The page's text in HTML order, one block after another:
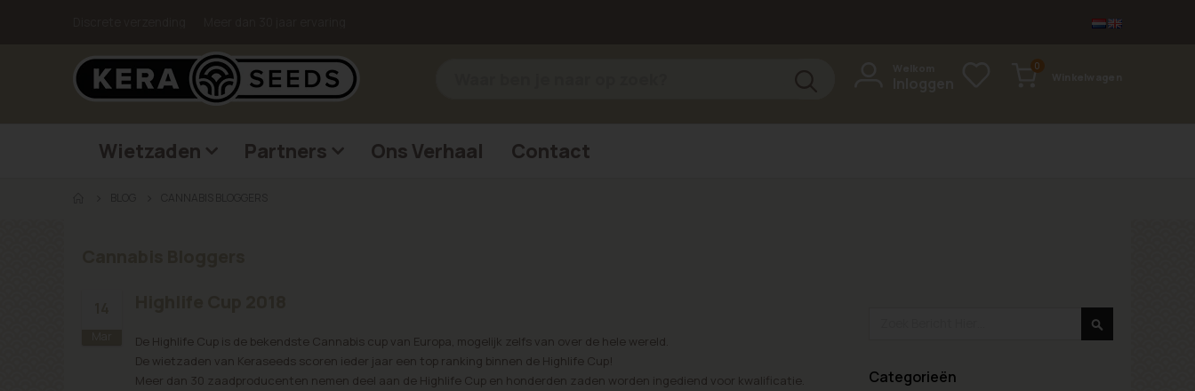
0
Wietzaden Partners Ons Verhaal Contact
De Highlife Cup is de bekendste Cannabis cup van Europa, mogelijk zelfs van over de hele wereld.
De wietzaden van Keraseeds scoren ieder jaar een top ranking binnen de Highlife Cup!
Meer dan 30 zaadproducenten nemen deel aan de Highlife Cup en honderden zaden worden ingediend voor kwalificatie.
Search
Categorieën